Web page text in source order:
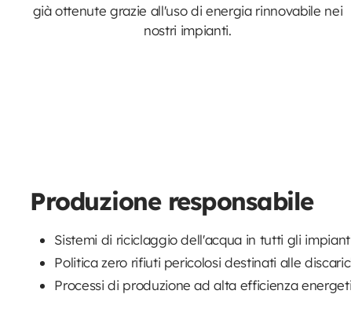
già ottenute grazie all'uso di energia rinnovabile nei
nostri impianti.
Produzione responsabile
Sistemi di riciclaggio dell'acqua in tutti gli
Politica zero rifiuti pericolosi destinati alle
Processi di produzione ad alta efficienza